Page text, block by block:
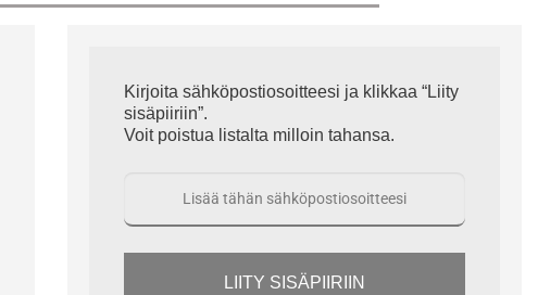
Kirjoita sähköpostiosoitteesi ja klikkaa “Liity
sisäpiiriin”.
Voit poistua listalta milloin tahansa.
LIITY SISÄPIIRIIN